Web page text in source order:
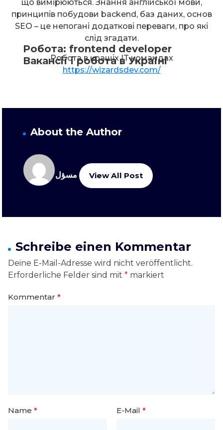
Робота: frontend developer
Вакансії і робота в Україні
що вимірюються. Знання англійської мови,
принципів побудови backend, баз даних, основ
SEO – це непогані додаткові переваги, про які
слід згадати.
Робота в кращіх IT командах
https://wizardsdev.com/
About the Author
مسؤل View All Post
Schreibe einen Kommentar
Deine E-Mail-Adresse wird nicht veröffentlicht.
Erforderliche Felder sind mit * markiert
Kommentar *
Name * E-Mail *